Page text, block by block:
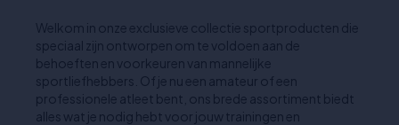
Welkom in onze exclusieve collectie sportproducten die
speciaal zijn ontworpen om te voldoen aan de
behoeften en voorkeuren van mannelijke
sportliefhebbers. Of je nu een amateur of een
professionele atleet bent, ons brede assortiment biedt
alles wat je nodig hebt voor jouw trainingen en